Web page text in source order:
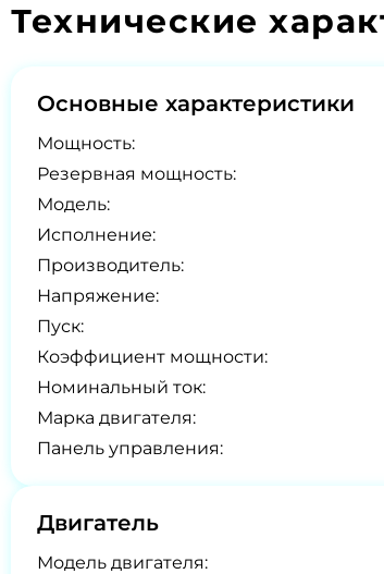
Технические
Основные характеристики
Мощность:
Резервная мощность:
Модель:
Исполнение:
Производитель:
Напряжение:
Пуск:
Коэффициент мощности:
Номинальный ток:
Марка двигателя:
Панель управления:
Двигатель
Модель двигателя: